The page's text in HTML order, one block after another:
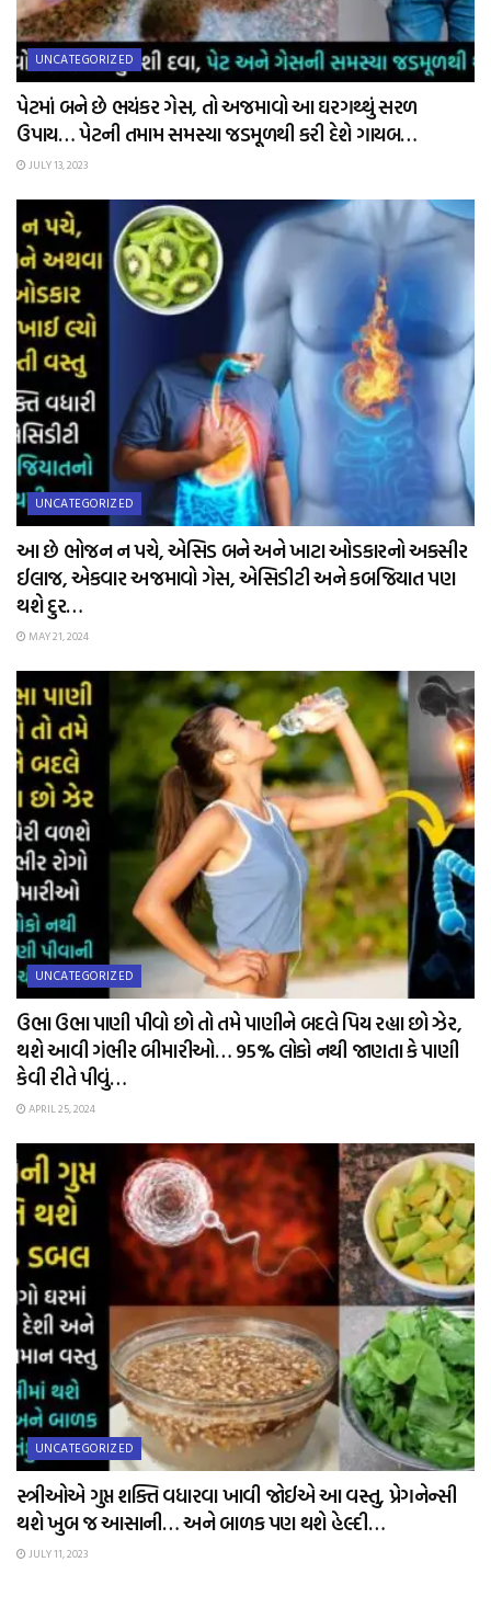
UNCATEGORIZED
પેટમાં બને છે ભયંકર ગેસ, તો અજમાવો આ ઘરગથ્થું સરળ
ઉપાય… પેટની તમામ સમસ્યા જડમૂળથી કરી દેશે ગાયબ…
JULY 13, 2023
UNCATEGORIZED
આ છે ભોજન ન પચે, એસિડ બને અને ખાટા ઓડકારનો અકસીર
ઈલાજ, એકવાર અજમાવો ગેસ, એસિડીટી અને કબજિયાત પણ
થશે દુર…
MAY 21, 2024
UNCATEGORIZED
ઉભા ઉભા પાણી પીવો છો તો તમે પાણીને બદલે પિય રહ્યા છો ઝેર,
થશે આવી ગંભીર બીમારીઓ… 95% લોકો નથી જાણતા કે પાણી
કેવી રીતે પીવું…
APRIL 25, 2024
UNCATEGORIZED
સ્ત્રીઓએ ગુપ્ત શક્તિ વધારવા ખાવી જોઈએ આ વસ્તુ, પ્રેગનેન્સી
થશે ખુબ જ આસાની… અને બાળક પણ થશે હેલ્દી…
JULY 11, 2023